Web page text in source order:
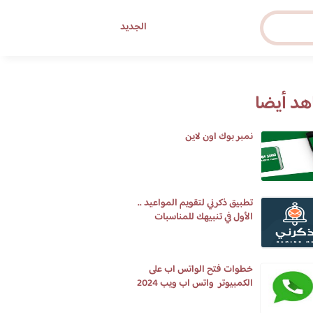
الجديد
أيضا
نمبر بوك اون لاين
تطبيق ذكرني لتقويم المواعيد ..
الأول في تنبيهك للمناسبات
خطوات فتح الواتس اب على
الكمبيوتر واتس اب ويب 2024